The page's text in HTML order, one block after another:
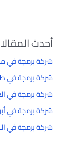
أحدث
شركة برمجة في
شركة برمجة في
شركة برمجة في
شركة برمجة في
شركة برمجة في